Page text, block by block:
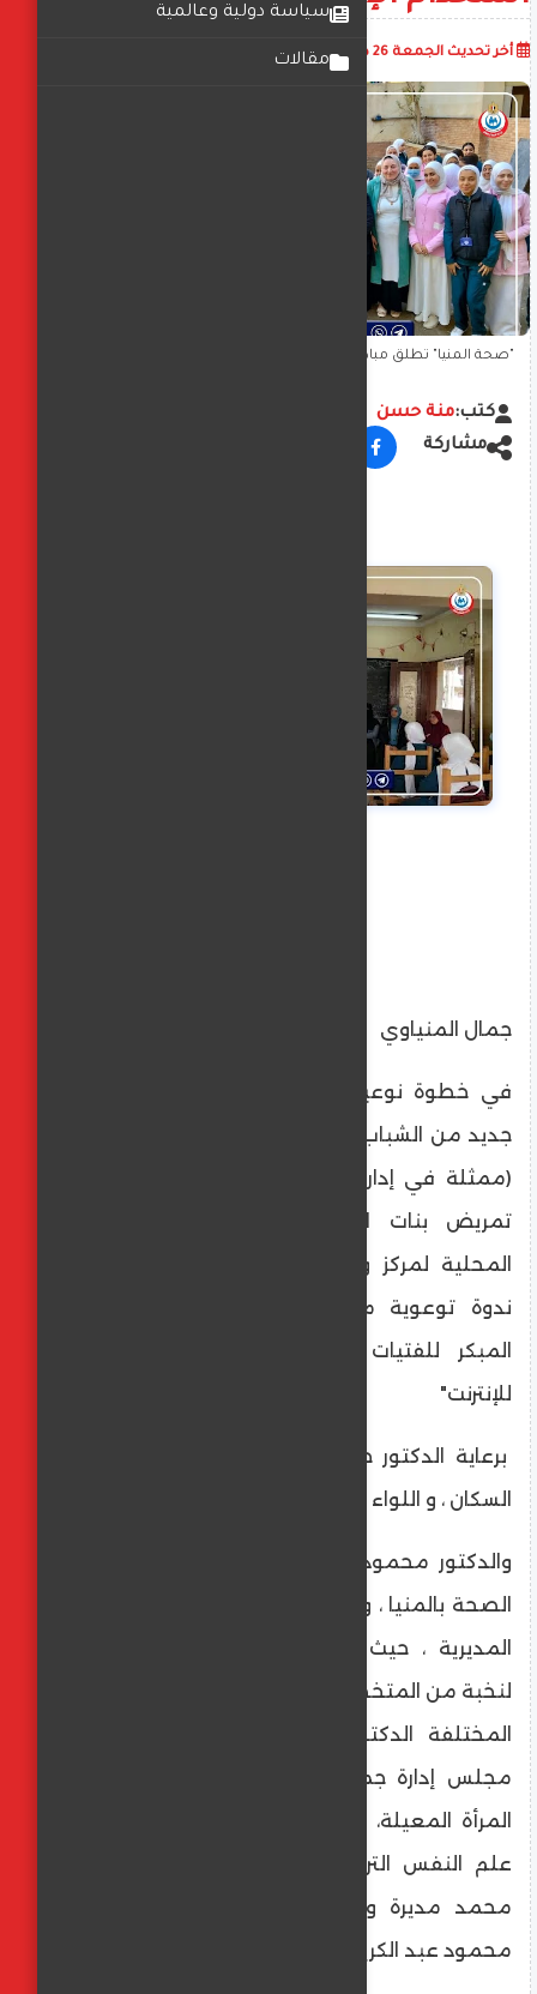
سياسة دولية وعالمية
مقالات أخر تحديث الجمعة 26 ديسمبر 2025
"صحة المنيا" تطلق مبادرة توعوية لحماية الفتيات من مخاطر الزواج
كتب:منة حسن
مشاركة
جمال المنياوي
​في خطوة نوعية تهدف إلى بناء وعي جيل
جديد من الشباب، نظمت مديرية الصحة بالمنيا
(ممثلة في إدارة التدريب والمدارس - مدرسة
تمريض بنات المنيا)، بالتعاون مع الوحدة
المحلية لمركز ومدينة المنيا (وحدة السكان)،
ندوة توعوية موسعة بعنوان"مخاطر الزواج
المبكر للفتيات ومخاطر الاستخدام الخاطئ
للإنترنت"
برعاية الدكتور خالد عبد الغفار وزير الصحة و
السكان ، و اللواء عماد كدواني محافظ المنيا
والدكتور محمود عمر عبد الوهاب وكيل وزارة
الصحة بالمنيا ، والدكتورة مروه إسماعيل وكيل
المديرية ، حيث شهدت الندوة حضوراً مميزاً
لنخبة من المتخصصين الذين أثروا اللقاء برؤاهم
المختلفة الدكتوره خيرية عبد الوهاب رئيس
مجلس إدارة جمعية نفرتيتي لحماية وتنمية
المرأة المعيلة، وال​دكتورة أميرة أستاذ مساعد
علم النفس التربوي بجامعة المنيا، و إيناس
محمد مديرة وحدة السكان، و​فضيلة الشيخ
محمود عبد الكريم موجه بمنطقة وعظ المنيا.